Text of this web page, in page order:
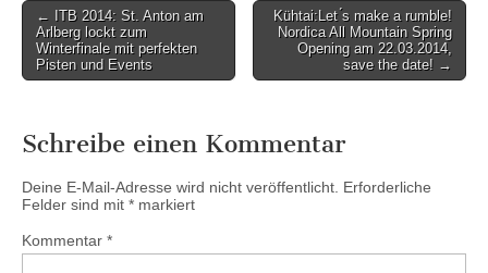
Post
navigation
← ITB 2014: St. Anton am
Arlberg lockt zum
Winterfinale mit perfekten
Pisten und Events
Kühtai:Let ́s make a rumble!
Nordica All Mountain Spring
Opening am 22.03.2014,
save the date! →
Schreibe einen Kommentar
Deine E-Mail-Adresse wird nicht veröffentlicht. Erforderliche
Felder sind mit * markiert
Kommentar *